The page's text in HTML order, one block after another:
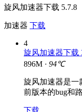
旋风加速器下载 5.7.8
加速器 下载
4
旋风加速器下载
896M · 94℃
旋风加速器是一
前版本的bug和路